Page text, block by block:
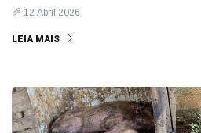
12 Abril 2026
LEIA MAIS